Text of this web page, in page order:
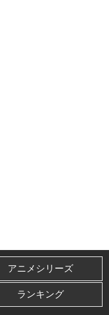
アニメシリーズ
ランキング